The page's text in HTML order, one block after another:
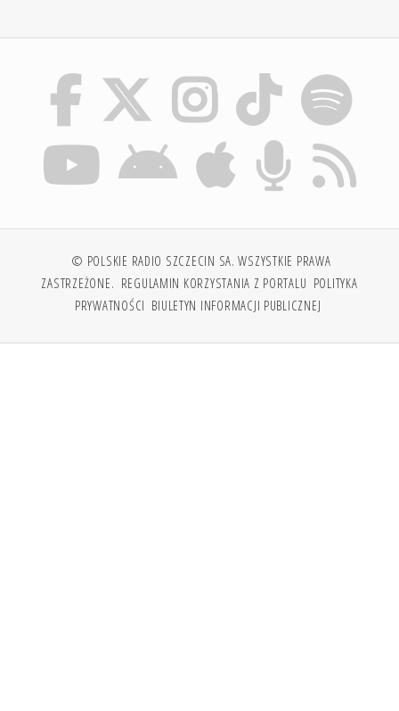
© POLSKIE RADIO SZCZECIN SA. WSZYSTKIE PRAWA
ZASTRZEŻONE. REGULAMIN KORZYSTANIA Z PORTALU POLITYKA
PRYWATNOŚCI BIULETYN INFORMACJI PUBLICZNEJ